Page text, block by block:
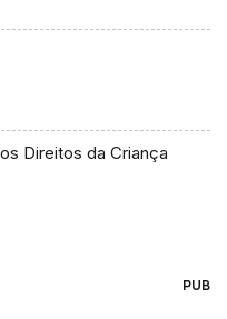
Direitos da Criança
PUB